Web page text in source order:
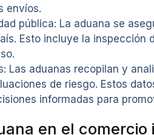
envíos.
pública: La aduana se
Esto incluye la
Las aduanas recopilan y
de riesgo. Estos
informadas para
en el comercio